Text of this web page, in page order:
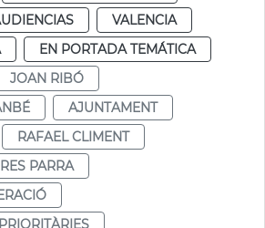
VALENCIA
EN PORTADA TEMÁTICA
JOAN RIBÓ
AJUNTAMENT
RAFAEL CLIMENT
PARRA